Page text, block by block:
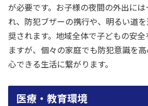
が必要です。お子様の夜間の外出に
れ、防犯ブザーの携行や、明るい道
奨されます。地域全体で子どもの安
ますが、個々の家庭でも防犯意識を
心できる生活に繋がります。
医療・教育環境